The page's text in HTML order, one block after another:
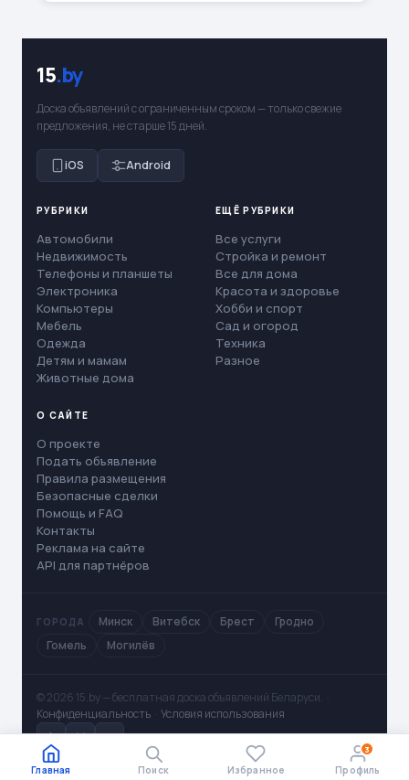
Главная Поиск Избранное
3
Профиль
15.by
Доска объявлений с ограниченным сроком — только свежие
предложения, не старше 15 дней.
iOS Android
РУБРИКИ
Автомобили
Недвижимость
Телефоны и планшеты
Электроника
Компьютеры
Мебель
Одежда
Детям и мамам
Животные дома
ЕЩЁ РУБРИКИ
Все услуги
Стройка и ремонт
Все для дома
Красота и здоровье
Хобби и спорт
Сад и огород
Техника
Разное
О САЙТЕ
О проекте
Подать объявление
Правила размещения
Безопасные сделки
Помощь и FAQ
Контакты
Реклама на сайте
API для партнёров
ГОРОДА Минск Витебск Брест
Гродно
Гомель
Могилёв
© 2026 15.by — бесплатная доска объявлений Беларуси. ·
Конфиденциальность · Условия использования
✈ V ◻